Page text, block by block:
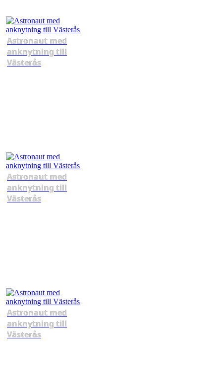
Astronaut med
anknytning till
Västerås
Astronaut med
anknytning till
Västerås
Astronaut med
anknytning till
Västerås